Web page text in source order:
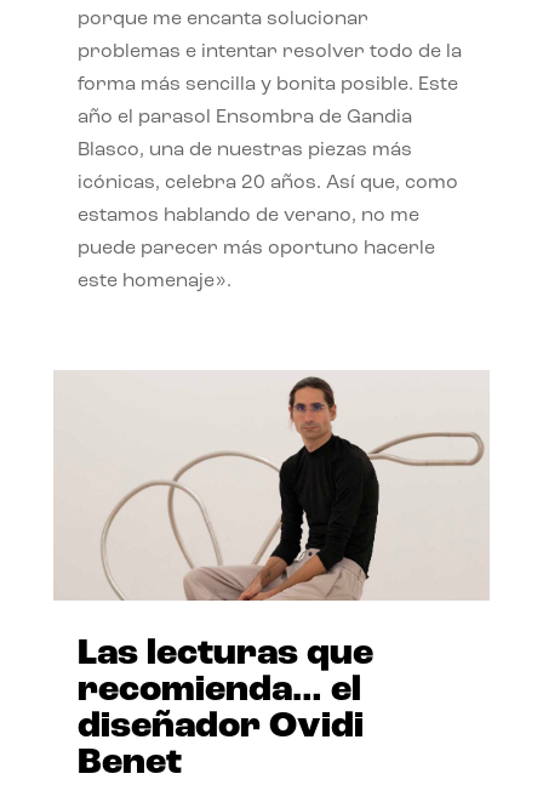
porque me encanta solucionar
problemas e intentar resolver todo de la
forma más sencilla y bonita posible. Este
año el parasol Ensombra de Gandia
Blasco, una de nuestras piezas más
icónicas, celebra 20 años. Así que, como
estamos hablando de verano, no me
puede parecer más oportuno hacerle
este homenaje».
Las lecturas que
recomienda… el
diseñador Ovidi
Benet